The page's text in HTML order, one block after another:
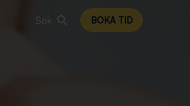
Sök BOKA TID